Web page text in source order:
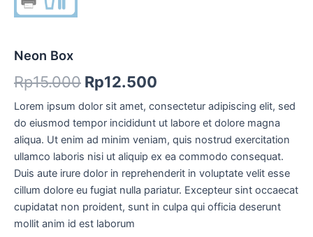
Neon Box
Rp15.000 Rp12.500
Lorem ipsum dolor sit amet, consectetur adipiscing elit, sed
do eiusmod tempor incididunt ut labore et dolore magna
aliqua. Ut enim ad minim veniam, quis nostrud exercitation
ullamco laboris nisi ut aliquip ex ea commodo consequat.
Duis aute irure dolor in reprehenderit in voluptate velit esse
cillum dolore eu fugiat nulla pariatur. Excepteur sint occaecat
cupidatat non proident, sunt in culpa qui officia deserunt
mollit anim id est laborum